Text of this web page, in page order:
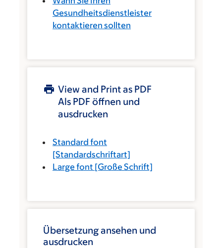
Gesundheitsdienstleister
kontaktieren sollten
View and Print as PDF
Als PDF öffnen und
ausdrucken
Standard font
[Standardschriftart]
Large font [Große Schrift]
Übersetzung ansehen und
ausdrucken